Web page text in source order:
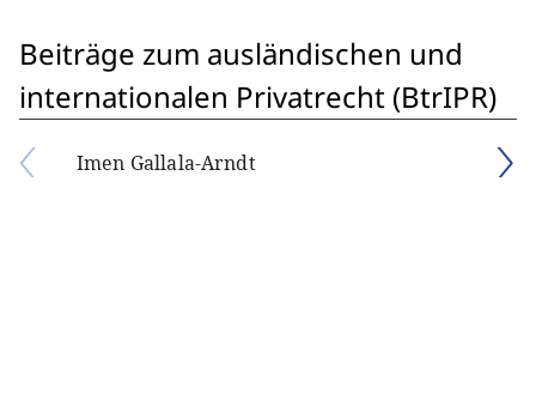
Beiträge zum ausländischen und
internationalen Privatrecht (BtrIPR)
Imen Gallala-Arndt